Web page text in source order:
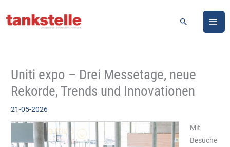
Inhalt
Suchen
Uniti expo – Drei Messetage, neue
Rekorde, Trends und Innovationen
21-05-2026
Mit
Besuche